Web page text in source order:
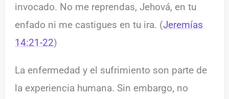
invocado. No me reprendas, Jehová, en tu
enfado ni me castigues en tu ira. (Jeremías
14:21-22)
La enfermedad y el sufrimiento son parte de
la experiencia humana. Sin embargo, no